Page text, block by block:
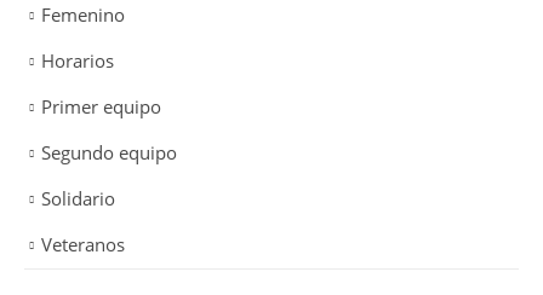
Femenino
Horarios
Primer equipo
Segundo equipo
Solidario
Veteranos